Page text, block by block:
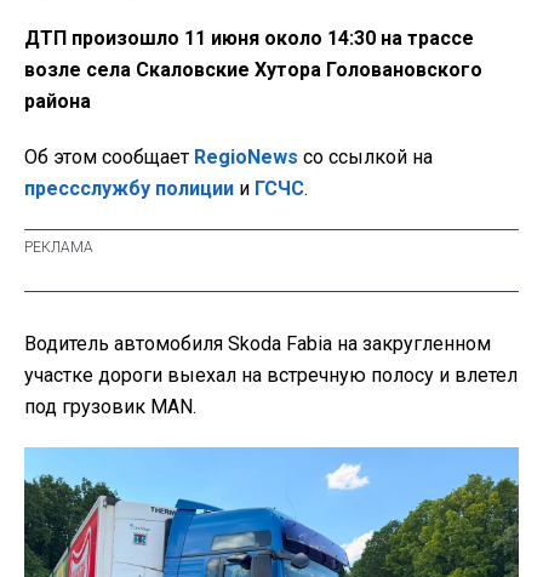
ДТП произошло 11 июня около 14:30 на трассе
возле села Скаловские Хутора Головановского
района
Об этом сообщает RegioNews со ссылкой на
прессслужбу полиции и ГСЧС.
Водитель автомобиля Skoda Fabia на закругленном
участке дороги выехал на встречную полосу и влетел
под грузовик MAN.